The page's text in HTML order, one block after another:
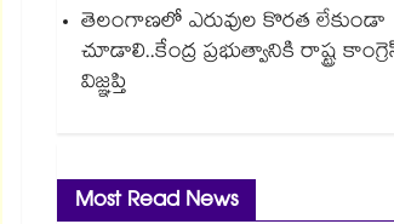
తెలంగాణలో ఎరువుల కొరత లేకుండా
చూడాలి..కేంద్ర ప్రభుత్వానికి రాష్ట్ర
విజ్ఞప్తి
Most Read News